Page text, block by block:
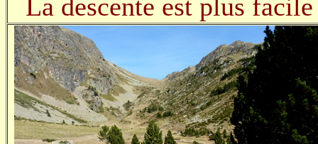
La descente est plus